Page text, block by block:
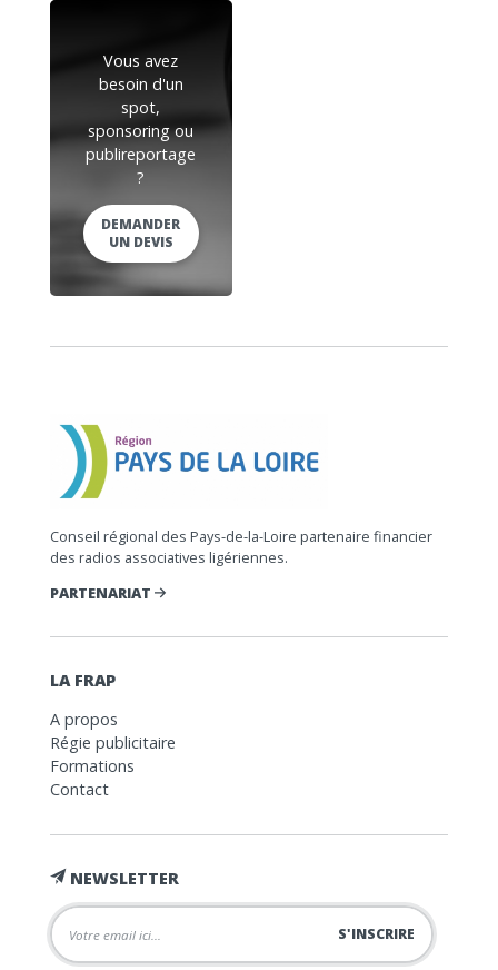
Vous avez
besoin d'un
spot,
sponsoring ou
publireportage
?
DEMANDER
UN DEVIS
Conseil régional des Pays-de-la-Loire partenaire financier
des radios associatives ligériennes.
PARTENARIAT
LA FRAP
A propos
Régie publicitaire
Formations
Contact
NEWSLETTER